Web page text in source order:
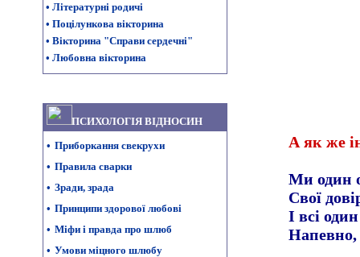
•Літературні родичі
•Поцілункова вікторина
•Вікторина "Справи сердечні"
•Любовна вікторина
ПСИХОЛОГІЯ ВІДНОСИН
• Приборкання свекрухи
• Правила сварки
• Зради, зрада
• Принципи здорової любові
• Міфи і правда про шлюб
• Умови міцного шлюбу
А як же
Ми один
Свої
І всі
Напевно,